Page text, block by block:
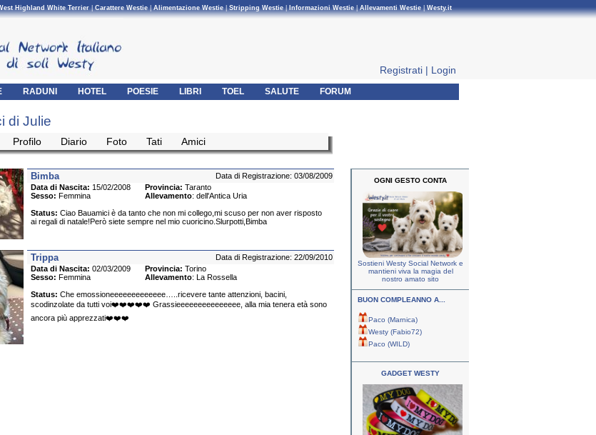
Highland White Terrier|Carattere Westie|Alimentazione Westie|Stripping Westie| Informazioni Westie|Allevamenti Westie|Westy.it
Registrati | Login
RADUNI HOTEL POESIE LIBRI TOEL SALUTE FORUM
di Julie
Profilo Diario Foto Tati Amici
Bimba
Data di Registrazione: 03/08/2009
Data di Nascita: 15/02/2008 Provincia: Taranto
Sesso: Femmina Allevamento: dell'Antica Uria
Status: Ciao Bauamici è da tanto che non mi collego,mi scuso per non aver risposto
ai regali di natale!Però siete sempre nel mio cuoricino.Slurpotti,Bimba
Trippa
Data di Registrazione: 22/09/2010
Data di Nascita: 02/03/2009 Provincia: Torino
Sesso: Femmina Allevamento: La Rossella
Status: Che emossioneeeeeeeeeeeee…..ricevere tante attenzioni, bacini,
scodinzolate da tutti voi❤️❤️❤️❤️❤️ Grassieeeeeeeeeeeeeee, alla mia tenera età sono
ancora più apprezzati❤️❤️❤️
OGNI GESTO CONTA
Sostieni Westy Social Network e
mantieni viva la magia del
nostro amato sito
BUON COMPLEANNO A...
Paco (Marnica)
Westy (Fabio72)
Paco (WILD)
GADGET WESTY